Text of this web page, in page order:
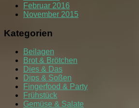
Februar 2016
November 2015
Kategorien
Beilagen
Brot & Brötchen
Dies & Das
Dips & Soßen
Fingerfood & Party
Frühstück
Gemüse & Salate